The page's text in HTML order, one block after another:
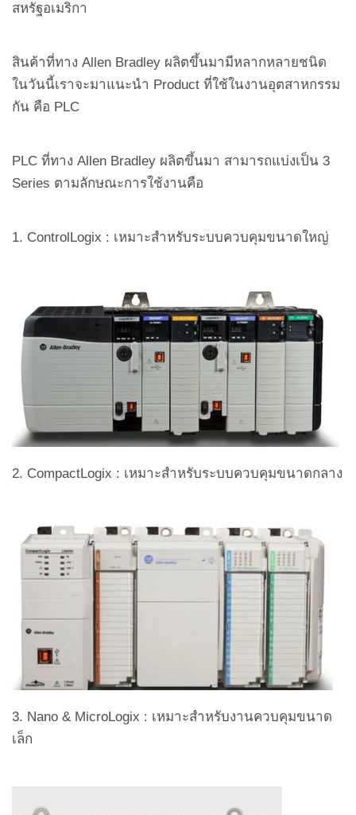
สหรัฐอเมริกา
สินค้าที่ทาง Allen Bradley ผลิตขึ้นมามีหลากหลายชนิด
ในวันนี้เราจะมาแนะนำ Product ที่ใช้ในงานอุตสาหกรรม
กัน คือ PLC
PLC ที่ทาง Allen Bradley ผลิตขึ้นมา สามารถแบ่งเป็น 3
Series ตามลักษณะการใช้งานคือ
1. ControlLogix : เหมาะสำหรับระบบควบคุมขนาดใหญ่
2. CompactLogix : เหมาะสำหรับระบบควบคุมขนาดกลาง
3. Nano & MicroLogix : เหมาะสำหรับงานควบคุมขนาด
เล็ก